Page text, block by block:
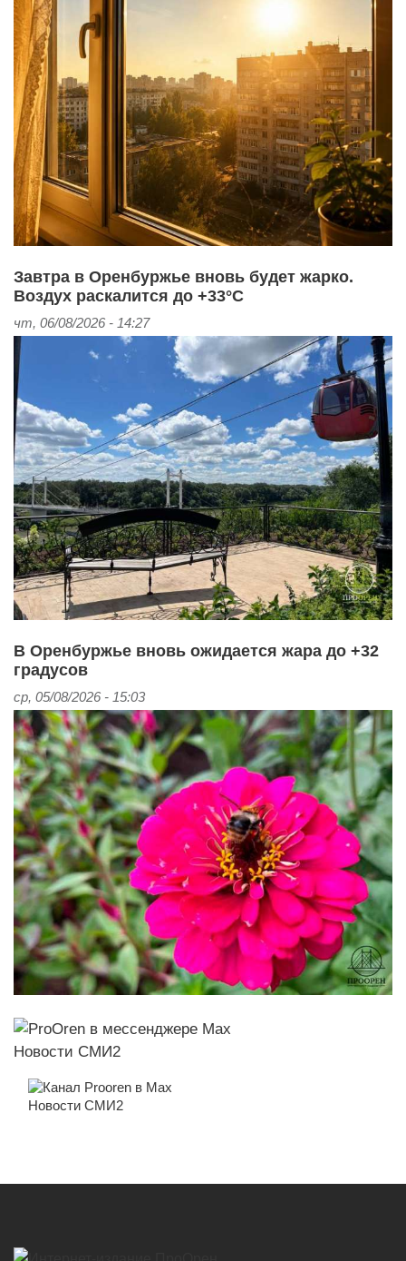
Завтра в Оренбуржье вновь будет жарко.
Воздух раскалится до +33°С
чт, 06/08/2026 - 14:27
В Оренбуржье вновь ожидается жара до +32
градусов
ср, 05/08/2026 - 15:03
Новости СМИ2
Новости СМИ2